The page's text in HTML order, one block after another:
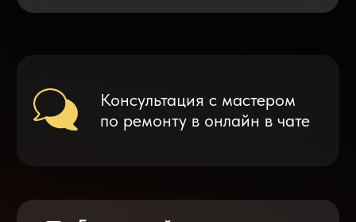
Что делать после замены аккумулятора
на смартфоне?